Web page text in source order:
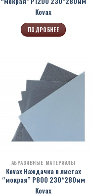
Kovax
ПОДРОБНЕЕ
АБРАЗИВНЫЕ МАТЕРИАЛЫ
Kovax Наждачка в листах
“мокрая” Р800 230*280мм
Kovax